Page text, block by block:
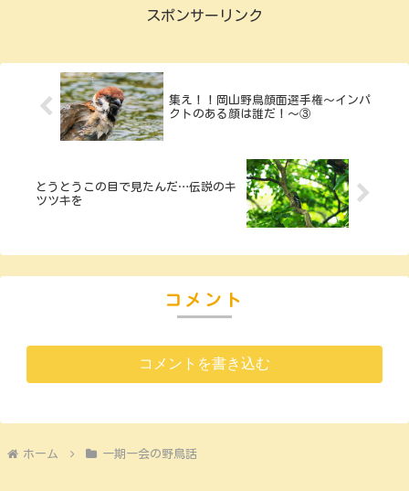
スポンサーリンク
集え！！岡山野鳥顔面選手権～インパ
クトのある顔は誰だ！～③
とうとうこの目で見たんだ…伝説のキ
ツツキを
コメント
コメントを書き込む
ホーム 一期一会の野鳥話